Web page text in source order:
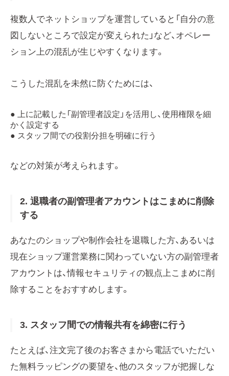
複数人でネットショップを運営していると「自分の意
図しないところで設定が変えられた」など、オペレー
ション上の混乱が生じやすくなります。
こうした混乱を未然に防ぐためには、
● 上に記載した「副管理者設定」を活用し、使用権限を細
かく設定する
● スタッフ間での役割分担を明確に行う
などの対策が考えられます。
2. 退職者の副管理者アカウントはこまめに削除
する
あなたのショップや制作会社を退職した方、あるいは
現在ショップ運営業務に関わっていない方の副管理者
アカウントは、情報セキュリティの観点上こまめに削
除することをおすすめします。
3. スタッフ間での情報共有を綿密に行う
たとえば、注文完了後のお客さまから電話でいただい
た無料ラッピングの要望を、他のスタッフが把握しな